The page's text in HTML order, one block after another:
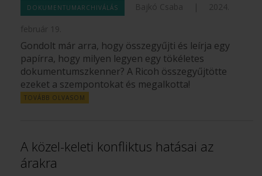
DOKUMENTUMARCHIVÁLÁS Bajkó Csaba |
2024.
február 19.
Gondolt már arra, hogy összegyűjti és leírja egy
papírra, hogy milyen legyen egy tökéletes
dokumentumszkenner? A Ricoh összegyűjtötte
ezeket a szempontokat és megalkotta!
TOVÁBB OLVASOM
A közel-keleti konfliktus hatásai az
árakra